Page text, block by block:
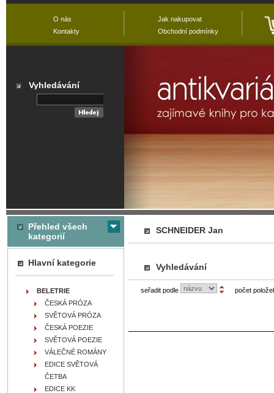
SCHNEIDER Jan
Vyhledávání
seřadit podle počet
Přehled všech
kategorií
Hlavní kategorie
BELETRIE
ČESKÁ PRÓZA
SVĚTOVÁ PRÓZA
ČESKÁ POEZIE
SVĚTOVÁ POEZIE
VÁLEČNÉ ROMÁNY
EDICE SVĚTOVÁ
ČETBA
EDICE KK
O nás
Kontakty
Jak nakupovat
Obchodní podmínky
Vyhledávání